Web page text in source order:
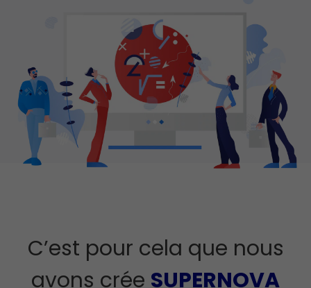
C’est pour cela que nous
avons crée SUPERNOVA